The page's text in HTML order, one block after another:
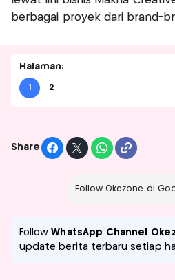
berbagai proyek dari brand-
Halaman:
1 2
Share
Follow Okezone di
FollowWhatsApp Channel
update berita terbaru setiap